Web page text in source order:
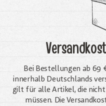
Bei Bestellungen ab 69
innerhalb Deutschlands
gilt für alle Artikel, die
müssen. Die